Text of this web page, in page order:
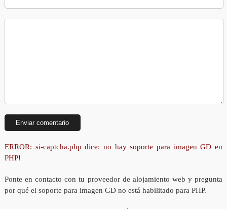
ERROR: si-captcha.php dice: no hay soporte para imagen GD en
PHP!
Ponte en contacto con tu proveedor de alojamiento web y pregunta
por qué el soporte para imagen GD no está habilitado para PHP.